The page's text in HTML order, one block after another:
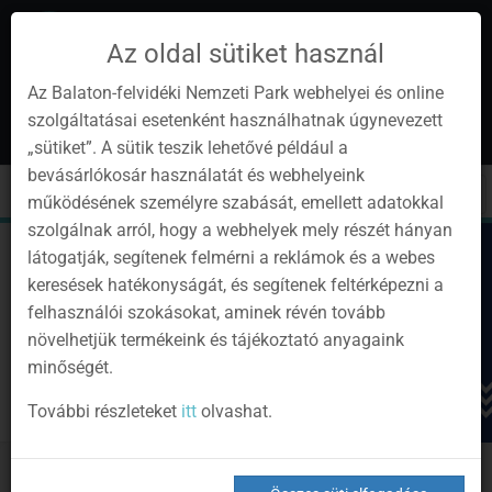
Instagram
YoutubeFacebookProgramok
Hírlevél
hu
Toggle
cart
Toggle
navigation
Bejelentkezés
Az oldal sütiket használ
Az Balaton-felvidéki Nemzeti Park webhelyei és online
szolgáltatásai esetenként használhatnak úgynevezett
„sütiket”. A sütik teszik lehetővé például a
bevásárlókosár használatát és webhelyeink
működésének személyre szabását, emellett adatokkal
szolgálnak arról, hogy a webhelyek mely részét hányan
látogatják, segítenek felmérni a reklámok és a webes
keresések hatékonyságát, és segítenek feltérképezni a
felhasználói szokásokat, aminek révén tovább
növelhetjük termékeink és tájékoztató anyagaink
minőségét.
További részleteket ittolvashat.